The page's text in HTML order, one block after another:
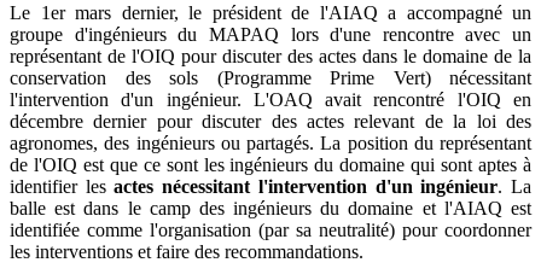
Le 1er mars dernier, le président de l'AIAQ a accompagné un
groupe d'ingénieurs du MAPAQ lors d'une rencontre avec un
représentant de l'OIQ pour discuter des actes dans le domaine de la
conservation des sols (Programme Prime Vert) nécessitant
l'intervention d'un ingénieur. L'OAQ avait rencontré l'OIQ en
décembre dernier pour discuter des actes relevant de la loi des
agronomes, des ingénieurs ou partagés. La position du représentant
de l'OIQ est que ce sont les ingénieurs du domaine qui sont aptes à
identifier lesactes nécessitant l'intervention d'un ingénieur. La
balle est dans le camp des ingénieurs du domaine et l'AIAQ est
identifiée comme l'organisation (par sa neutralité) pour coordonner
les interventions et faire des recommandations.